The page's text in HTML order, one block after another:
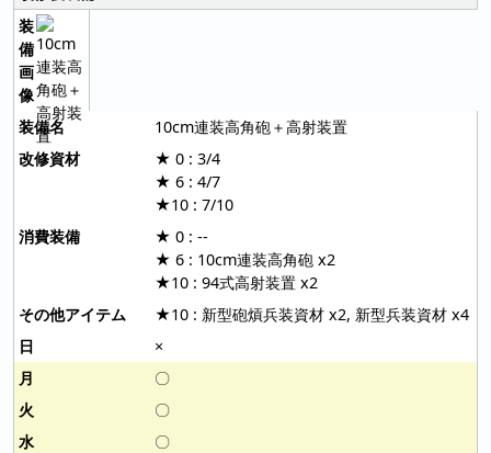
10cm連装高角砲＋高射装置
★ 0 : 3/4
★ 6 : 4/7
★10 : 7/10
★ 0 : --
★ 6 : 10cm連装高角砲 x2
★10 : 94式高射装置 x2
★10 : 新型砲熕兵装資材 x2, 新型兵装資材 x4
×
〇
〇
〇